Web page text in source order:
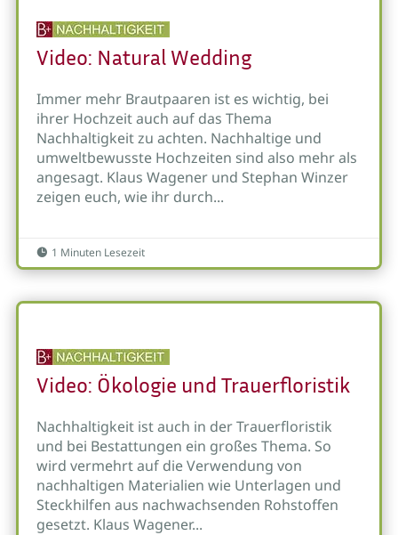
Video: Natural Wedding
Immer mehr Brautpaaren ist es wichtig, bei
ihrer Hochzeit auch auf das Thema
Nachhaltigkeit zu achten. Nachhaltige und
umweltbewusste Hochzeiten sind also mehr als
angesagt. Klaus Wagener und Stephan Winzer
zeigen euch, wie ihr durch...
 1 Minuten Lesezeit
Video: Ökologie und Trauerfloristik
Nachhaltigkeit ist auch in der Trauerfloristik
und bei Bestattungen ein großes Thema. So
wird vermehrt auf die Verwendung von
nachhaltigen Materialien wie Unterlagen und
Steckhilfen aus nachwachsenden Rohstoffen
gesetzt. Klaus Wagener...